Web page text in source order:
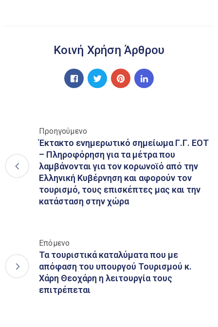
Κοινή Χρήση Άρθρου
Προηγούμενο
Έκτακτο ενημερωτικό σημείωμα Γ.Γ. ΕΟΤ
– Πληροφόρηση για τα μέτρα που
λαμβάνονται για τον κορωνοϊό από την
Ελληνική Κυβέρνηση και αφορούν τον
τουρισμό, τους επισκέπτες μας και την
κατάσταση στην χώρα
Επόμενο
Τα τουριστικά καταλύματα που με
απόφαση του υπουργού Τουρισμού κ.
Χάρη Θεοχάρη η λειτουργία τους
επιτρέπεται